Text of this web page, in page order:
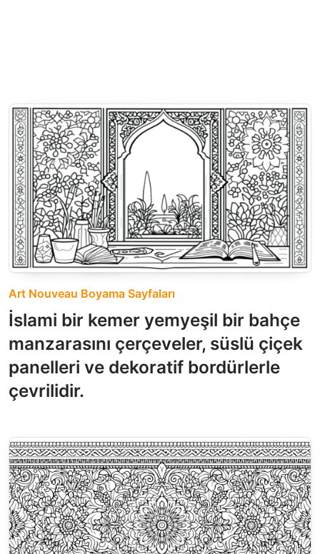
Art Nouveau Boyama Sayfaları
İslami bir kemer yemyeşil bir bahçe
manzarasını çerçeveler, süslü çiçek
panelleri ve dekoratif bordürlerle
çevrilidir.